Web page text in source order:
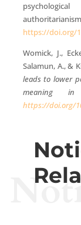
https://doi.org/
Womick, J.,
Salamun, A., &
leads to lower
meaning
https://doi.org/